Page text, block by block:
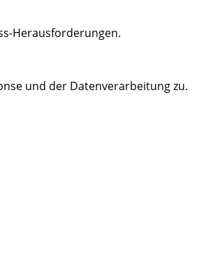
Herausforderungen.
und der Datenverarbeitung zu.